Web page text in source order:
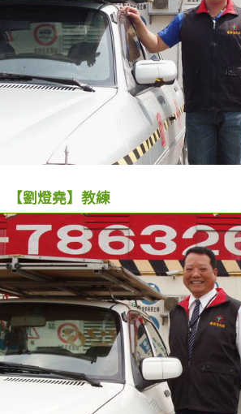
【劉燈堯】教練